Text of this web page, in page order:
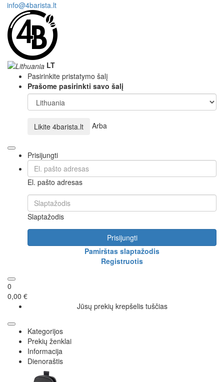
info@4barista.lt
LT
Pasirinkite pristatymo šalį
Prašome pasirinkti savo šalį
Likite 4barista.lt Arba
Prisijungti
El. pašto adresas
Slaptažodis
Prisijungti
Pamirštas slaptažodis
Registruotis
0
0,00 €
Jūsų prekių krepšelis tuščias
Kategorijos
Prekių ženklai
Informacija
Dienoraštis